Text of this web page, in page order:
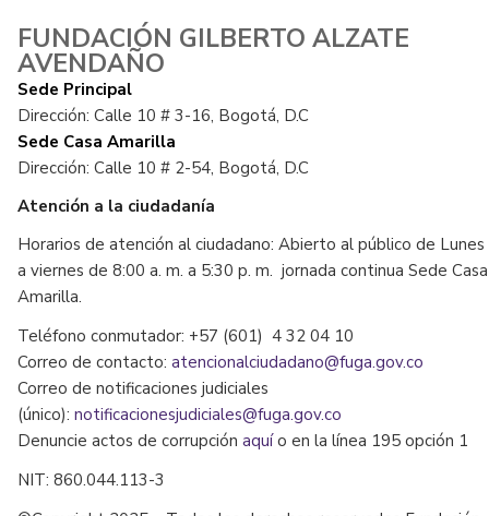
FUNDACIÓN GILBERTO ALZATE
AVENDAÑO
Sede Principal
Dirección: Calle 10 # 3-16, Bogotá, D.C
Sede Casa Amarilla
Dirección: Calle 10 # 2-54, Bogotá, D.C
Atención a la ciudadanía
Horarios de atención al ciudadano: Abierto al público de Lunes
a viernes de 8:00 a. m. a 5:30 p. m. jornada continua Sede Casa
Amarilla.
Teléfono conmutador: +57 (601) 4 32 04 10
Correo de contacto: atencionalciudadano@fuga.gov.co
Correo de notificaciones judiciales
(único): notificacionesjudiciales@fuga.gov.co
Denuncie actos de corrupción aquío en la línea 195 opción 1
NIT: 860.044.113-3